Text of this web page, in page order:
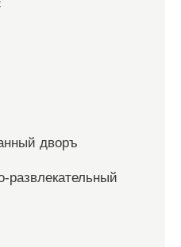
дворъ
развлекательный